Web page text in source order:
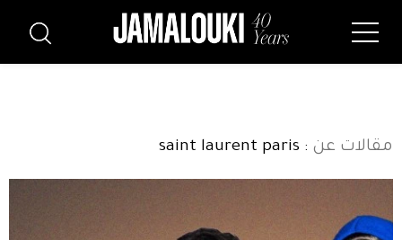
مقالات عن : saint laurent paris